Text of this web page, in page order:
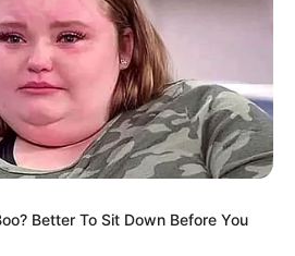
Better To Sit Down Before You